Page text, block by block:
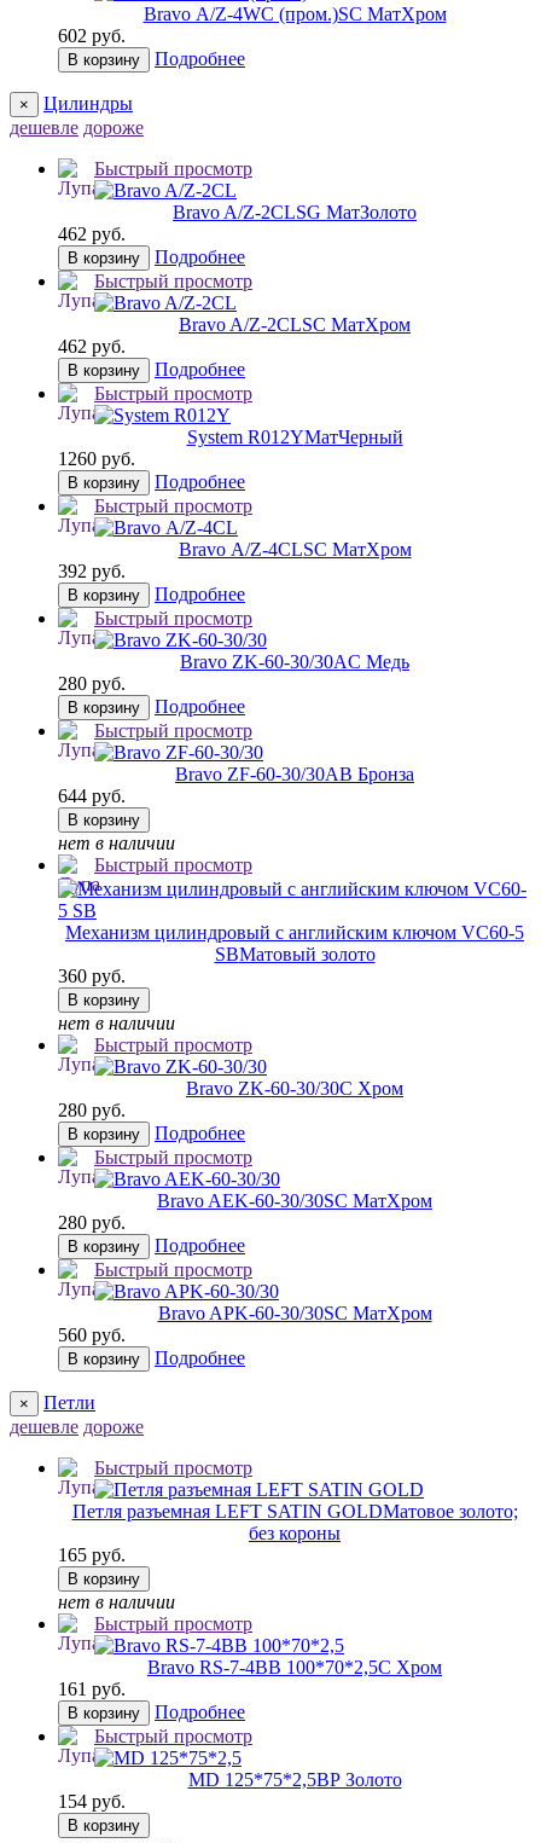
Bravo А/Z-4WC (пром.)SC МатХром
602 руб.
В корзину Подробнее
×
Цилиндры
дешевле дороже
Быстрый просмотр
Bravo A/Z-2CLSG МатЗолото
462 руб.
В корзину
Подробнее
Быстрый просмотр
Bravo A/Z-2CLSC МатХром
462 руб.
В корзину
Подробнее
Быстрый просмотр
System R012YМатЧерный
1260 руб.
В корзину
Подробнее
Быстрый просмотр
Bravo А/Z-4CLSC МатХром
392 руб.
В корзину
Подробнее
Быстрый просмотр
Bravo ZK-60-30/30AC Медь
280 руб.
В корзину
Подробнее
Быстрый просмотр
Bravo ZF-60-30/30AB Бронза
644 руб.
В корзину
нет в наличии
Быстрый просмотр
Механизм цилиндровый с английским ключом VC60-5
SBМатовый золото
360 руб.
В корзину
нет в наличии
Быстрый просмотр
Bravo ZK-60-30/30C Хром
280 руб.
В корзину
Подробнее
Быстрый просмотр
Bravo AЕK-60-30/30SC МатХром
280 руб.
В корзину
Подробнее
Быстрый просмотр
Bravo AРK-60-30/30SC МатХром
560 руб.
В корзину Подробнее
×
Петли
дешевле дороже
Быстрый просмотр
Петля разъемная LEFT SATIN GOLDМатовое золото;
без короны
165 руб.
В корзину
нет в наличии
Быстрый просмотр
Bravo RS-7-4BB 100*70*2,5C Хром
161 руб.
В корзину
Подробнее
Быстрый просмотр
MD 125*75*2,5ВР Золото
154 руб.
В корзину